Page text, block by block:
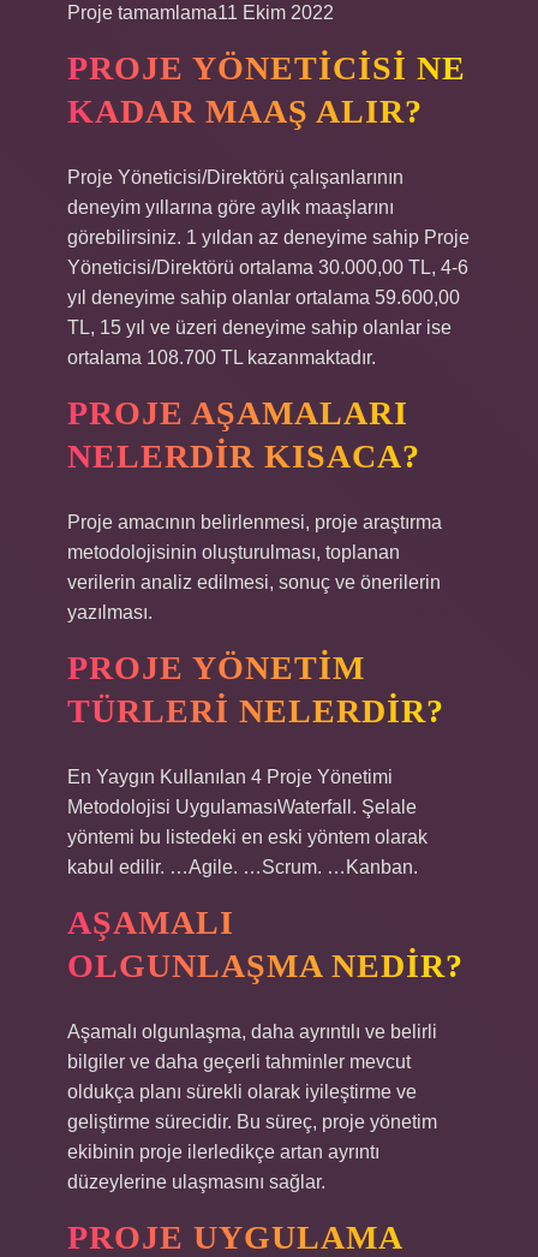
Proje tamamlama11 Ekim 2022
PROJE YÖNETICISI NE
KADAR MAAŞ ALIR?
Proje Yöneticisi/Direktörü çalışanlarının
deneyim yıllarına göre aylık maaşlarını
görebilirsiniz. 1 yıldan az deneyime sahip Proje
Yöneticisi/Direktörü ortalama 30.000,00 TL, 4-6
yıl deneyime sahip olanlar ortalama 59.600,00
TL, 15 yıl ve üzeri deneyime sahip olanlar ise
ortalama 108.700 TL kazanmaktadır.
PROJE AŞAMALARI
NELERDIR KISACA?
Proje amacının belirlenmesi, proje araştırma
metodolojisinin oluşturulması, toplanan
verilerin analiz edilmesi, sonuç ve önerilerin
yazılması.
PROJE YÖNETIM
TÜRLERI NELERDIR?
En Yaygın Kullanılan 4 Proje Yönetimi
Metodolojisi UygulamasıWaterfall. Şelale
yöntemi bu listedeki en eski yöntem olarak
kabul edilir. …Agile. …Scrum. …Kanban.
AŞAMALI
OLGUNLAŞMA NEDIR?
Aşamalı olgunlaşma, daha ayrıntılı ve belirli
bilgiler ve daha geçerli tahminler mevcut
oldukça planı sürekli olarak iyileştirme ve
geliştirme sürecidir. Bu süreç, proje yönetim
ekibinin proje ilerledikçe artan ayrıntı
düzeylerine ulaşmasını sağlar.
PROJE UYGULAMA